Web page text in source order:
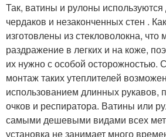
Так, ватины и рулоны
чердаков и незаконченных стен .
изготовлены из стекловолокна, что
раздражение в легких и на коже,
их нужно с особой осторожностью.
монтаж таких утеплителей
использованием длинных рукавов,
очков и респиратора. Ватины или
самыми дешевыми видами всех
установка не занимает много